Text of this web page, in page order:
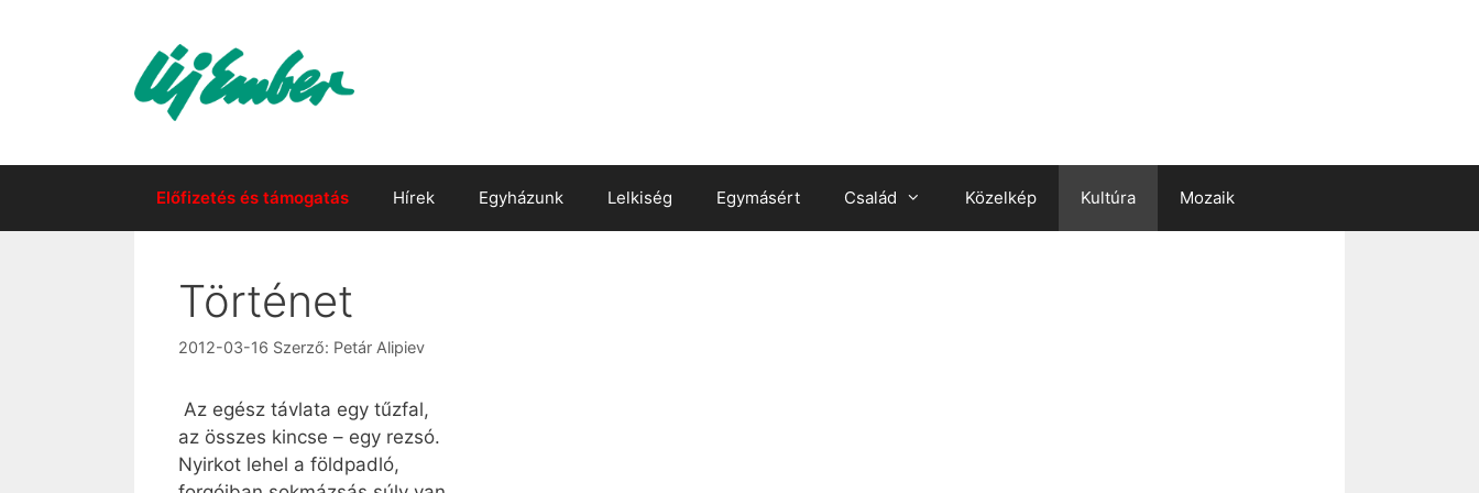
Előfizetés és támogatás Hírek Egyházunk Lelkiség Egymásért Család Közelkép Kultúra Mozaik
Történet
2012-03-16 Szerző: Petár Alipiev
Az egész távlata egy tűzfal,
az összes kincse – egy rezsó.
Nyirkot lehel a földpadló,